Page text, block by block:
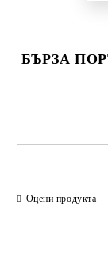
БЪРЗА
Оцени продукта